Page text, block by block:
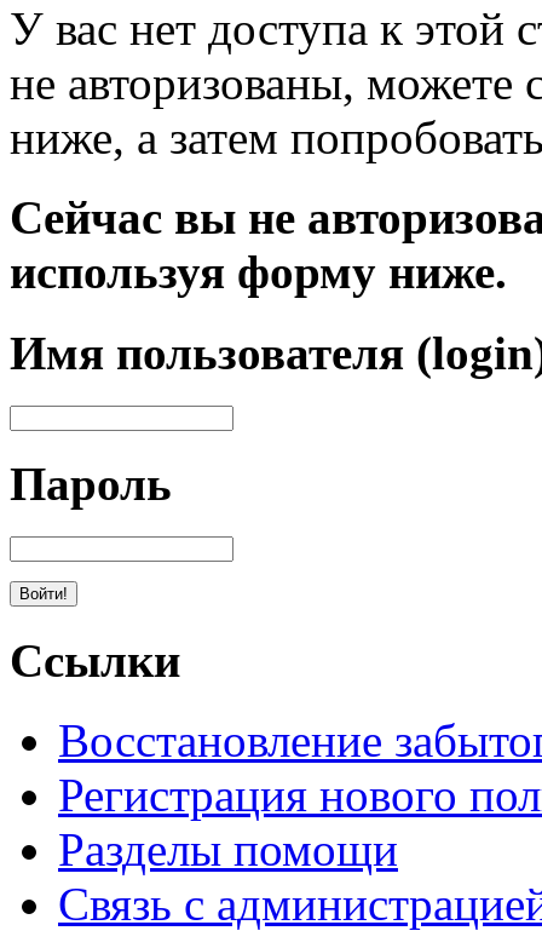
У вас нет доступа к
не авторизованы, можете
ниже, а затем
Сейчас вы не
используя форму ниже.
Имя пользователя
Пароль
Ссылки
Восстановление
Регистрация нового
Разделы помощи
Связь с